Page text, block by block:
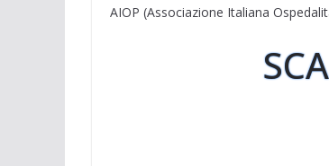
AIOP (Associazione Italiana